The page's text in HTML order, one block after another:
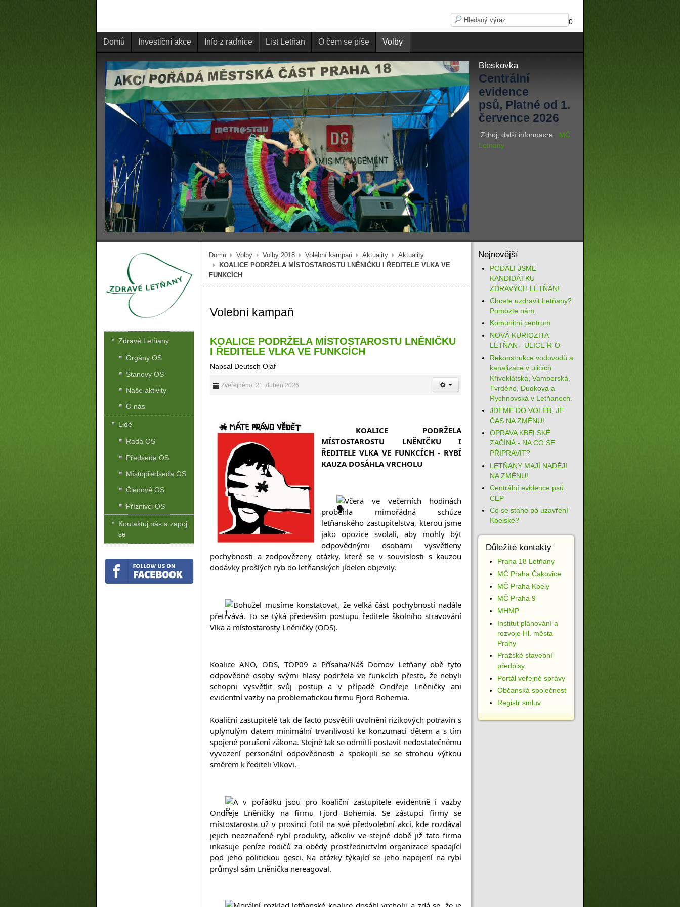
0
Domů Investiční akce Info z radnice List Letňan O čem se píše Volby
Bleskovka
Centrální
evidence
psů, Platné od 1.
července 2026
Zdroj, další informacre: MČ
Letnany
Domů Volby Volby 2018 Volební kampaň Aktuality
Aktuality
KOALICE PODRŽELA MÍSTOSTAROSTU LNĚNIČKU I ŘEDITELE VLKA VE
FUNKCÍCH
Volební kampaň
KOALICE PODRŽELA MÍSTOSTAROSTU LNĚNIČKU
I ŘEDITELE VLKA VE FUNKCÍCH
Napsal Deutsch Olaf
Zveřejněno: 21. duben 2026
KOALICE PODRŽELA
MÍSTOSTAROSTU LNĚNIČKU I
ŘEDITELE VLKA VE FUNKCÍCH - RYBÍ
KAUZA DOSÁHLA VRCHOLU
Včera ve večerních hodinách
proběhla mimořádná schůze
letňanského zastupitelstva, kterou jsme
jako opozice svolali, aby mohly být
odpovědnými osobami vysvětleny
pochybnosti a zodpovězeny otázky, které se v souvislosti s kauzou
dodávky prošlých ryb do letňanských jídelen objevily.
Bohužel musíme konstatovat, že velká část pochybností nadále
přetrvává. To se týká především postupu ředitele školního stravování
Vlka a místostarosty Lněničky (ODS).
Koalice ANO, ODS, TOP09 a Přísaha/Náš Domov Letňany obě tyto
odpovědné osoby svými hlasy podržela ve funkcích přesto, že nebyli
schopni vysvětlit svůj postup a v případě Ondřeje Lněničky ani
evidentní vazby na problematickou firmu Fjord Bohemia.
Koaliční zastupitelé tak de facto posvětili uvolnění rizikových potravin s
uplynulým datem minimální trvanlivosti ke konzumaci dětem a s tím
spojené porušení zákona. Stejně tak se odmítli postavit nedostatečnému
vyvození personální odpovědnosti a spokojili se se strohou výtkou
směrem k řediteli Vlkovi.
A v pořádku jsou pro koaliční zastupitele evidentně i vazby
Ondřeje Lněničky na firmu Fjord Bohemia. Se zástupci firmy se
místostarosta už v prosinci fotil na své předvolební akci, kde rozdával
jejich neoznačené rybí produkty, ačkoliv ve stejné době již tato firma
inkasuje peníze rodičů za obědy prostřednictvím organizace spadající
pod jeho politickou gesci. Na otázky týkající se jeho napojení na rybí
průmysl sám Lněnička nereagoval.
Zdravé Letňany
Orgány OS
Stanovy OS
Naše aktivity
O nás
Lidé
Rada OS
Předseda OS
Místopředseda OS
Členové OS
Příznivci OS
Kontaktuj nás a zapoj
se
Nejnovější
PODALI JSME
KANDIDÁTKU
ZDRAVÝCH LETŇAN!
Chcete uzdravit Letňany?
Pomozte nám.
Komunitní centrum
NOVÁ KURIOZITA
LETŇAN - ULICE R-O
Rekonstrukce vodovodů a
kanalizace v ulicích
Křivoklátská, Vamberská,
Tvrdého, Dudkova a
Rychnovská v Letňanech.
JDEME DO VOLEB, JE
ČAS NA ZMĚNU!
OPRAVA KBELSKÉ
ZAČÍNÁ - NA CO SE
PŘIPRAVIT?
LETŇANY MAJÍ NADĚJI
NA ZMĚNU!
Centrální evidence psů
CEP
Co se stane po uzavření
Kbelské?
Důležité kontakty
Praha 18 Letňany
MČ Praha Čakovice
MČ Praha Kbely
MČ Praha 9
MHMP
Institut plánování a
rozvoje Hl. města
Prahy
Pražské stavební
předpisy
Portál veřejné správy
Občanská společnost
Registr smluv